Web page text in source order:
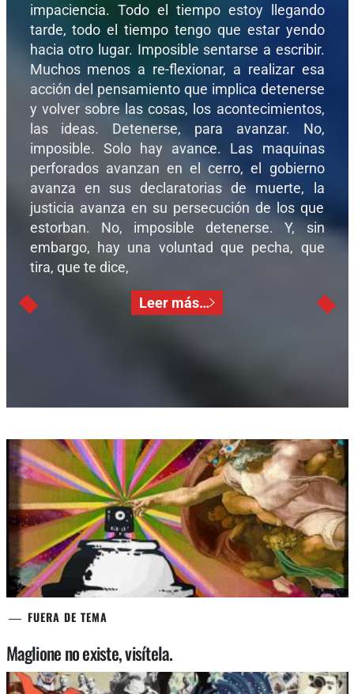
impaciencia. Todo el tiempo estoy llegando
tarde, todo el tiempo tengo que estar yendo
hacia otro lugar. Imposible sentarse a escribir.
Muchos menos a re-flexionar, a realizar esa
acción del pensamiento que implica detenerse
y volver sobre las cosas, los acontecimientos,
las ideas. Detenerse, para avanzar. No,
imposible. Solo hay avance. Las maquinas
perforados avanzan en el cerro, el gobierno
avanza en sus declaratorias de muerte, la
justicia avanza en su persecución de los que
estorban. No, imposible detenerse. Y, sin
embargo, hay una voluntad que pecha, que
tira, que te dice,
Leer más…
FUERA DE TEMA
Maglione no existe, visítela.